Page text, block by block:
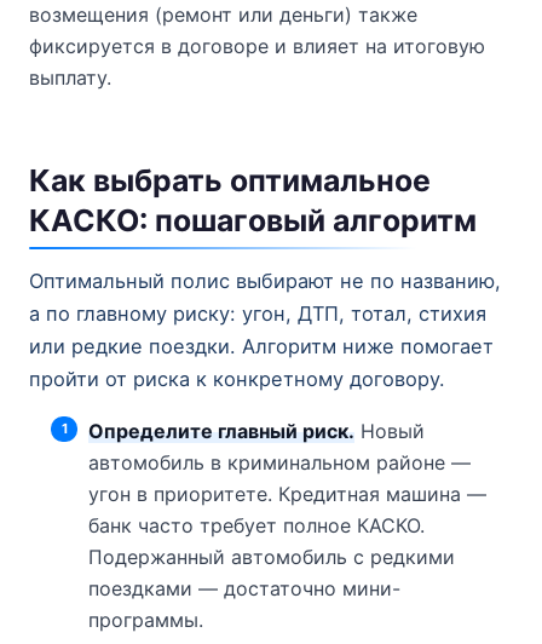
возмещения (ремонт или деньги) также
фиксируется в договоре и влияет на итоговую
выплату.
Как выбрать оптимальное
КАСКО: пошаговый алгоритм
Оптимальный полис выбирают не по названию,
а по главному риску: угон, ДТП, тотал, стихия
или редкие поездки. Алгоритм ниже помогает
пройти от риска к конкретному договору.
Определите главный риск.Новый
автомобиль в криминальном районе —
угон в приоритете. Кредитная машина —
банк часто требует полное КАСКО.
Подержанный автомобиль с редкими
поездками — достаточно мини-
программы.